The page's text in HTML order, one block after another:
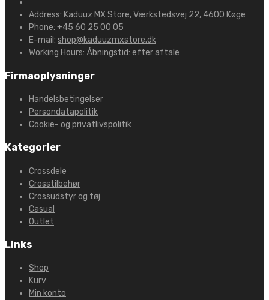
Address: Kaduuz MX Store, Værkstedsvej 22, 4600 Køge
Phone: +45 60 25 00 05
E-mail: shop@kaduuzmxstore.dk
Working Hours: Åbningstid: efter aftale
Firmaoplysninger
Handelsbetingelser
Persondatapolitik
Cookie- og privatlivspolitik
Kategorier
Crossdele
Crosstilbehør
Crossudstyr og tøj
Casual
Outlet
Links
Shop
Kurv
Min konto